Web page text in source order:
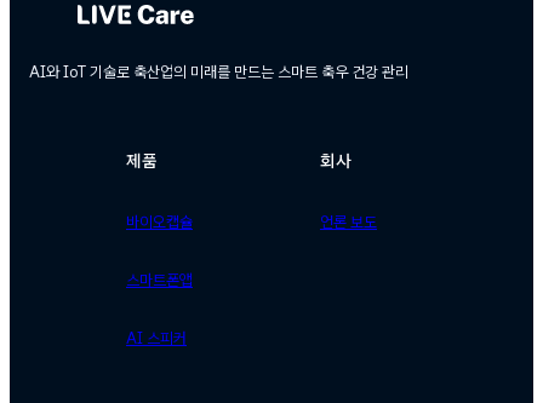
AI와 IoT 기술로 축산업의 미래를 만드는 스마트 축우 건강 관리
제품
바이오캡슐
스마트폰앱
AI 스피커
회사
언론 보도